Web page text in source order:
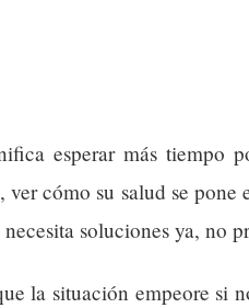
esperar más tiempo
ver cómo su salud se
soluciones ya, no
la situación empeore si